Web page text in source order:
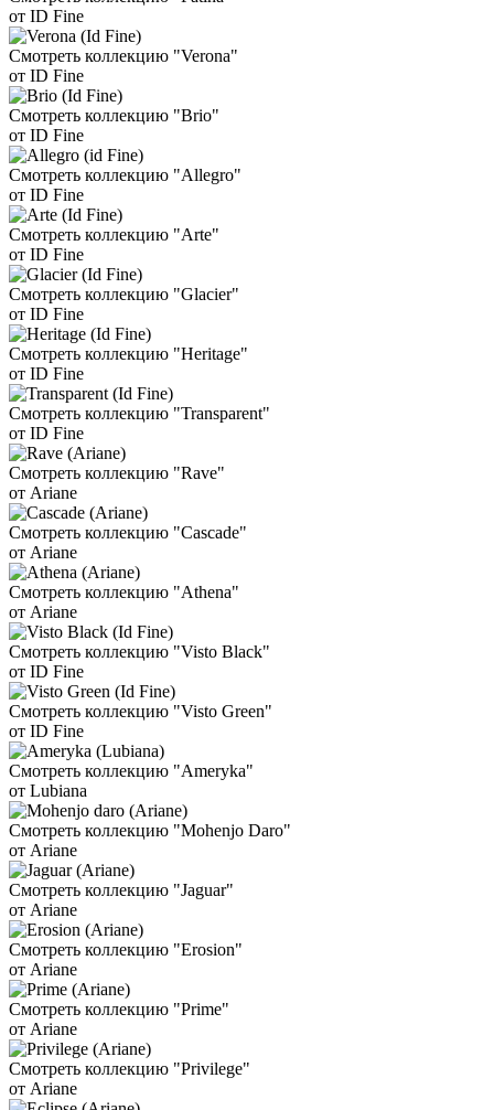
от ID Fine
Смотреть коллекцию "Verona"
от ID Fine
Смотреть коллекцию "Brio"
от ID Fine
Смотреть коллекцию "Allegro"
от ID Fine
Смотреть коллекцию "Arte"
от ID Fine
Смотреть коллекцию "Glacier"
от ID Fine
Смотреть коллекцию "Heritage"
от ID Fine
Смотреть коллекцию "Transparent"
от ID Fine
Смотреть коллекцию "Rave"
от Ariane
Смотреть коллекцию "Cascade"
от Ariane
Смотреть коллекцию "Athena"
от Ariane
Смотреть коллекцию "Visto Black"
от ID Fine
Смотреть коллекцию "Visto Green"
от ID Fine
Смотреть коллекцию "Ameryka"
от Lubiana
Смотреть коллекцию "Mohenjo Daro"
от Ariane
Смотреть коллекцию "Jaguar"
от Ariane
Смотреть коллекцию "Erosion"
от Ariane
Смотреть коллекцию "Prime"
от Ariane
Смотреть коллекцию "Privilege"
от Ariane